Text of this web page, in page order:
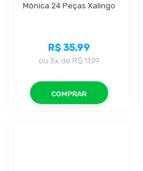
Mônica 24 Peças Xalingo
R$ 35,99
ou 3x de R$ 11,99
COMPRAR